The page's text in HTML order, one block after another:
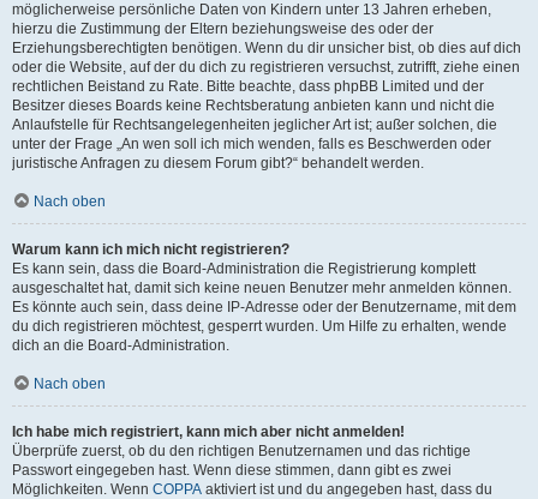
möglicherweise persönliche Daten von Kindern unter 13 Jahren erheben,
hierzu die Zustimmung der Eltern beziehungsweise des oder der
Erziehungsberechtigten benötigen. Wenn du dir unsicher bist, ob dies auf dich
oder die Website, auf der du dich zu registrieren versuchst, zutrifft, ziehe einen
rechtlichen Beistand zu Rate. Bitte beachte, dass phpBB Limited und der
Besitzer dieses Boards keine Rechtsberatung anbieten kann und nicht die
Anlaufstelle für Rechtsangelegenheiten jeglicher Art ist; außer solchen, die
unter der Frage „An wen soll ich mich wenden, falls es Beschwerden oder
juristische Anfragen zu diesem Forum gibt?“ behandelt werden.
Nach oben
Warum kann ich mich nicht registrieren?
Es kann sein, dass die Board-Administration die Registrierung komplett
ausgeschaltet hat, damit sich keine neuen Benutzer mehr anmelden können.
Es könnte auch sein, dass deine IP-Adresse oder der Benutzername, mit dem
du dich registrieren möchtest, gesperrt wurden. Um Hilfe zu erhalten, wende
dich an die Board-Administration.
Nach oben
Ich habe mich registriert, kann mich aber nicht anmelden!
Überprüfe zuerst, ob du den richtigen Benutzernamen und das richtige
Passwort eingegeben hast. Wenn diese stimmen, dann gibt es zwei
Möglichkeiten. Wenn COPPA aktiviert ist und du angegeben hast, dass du